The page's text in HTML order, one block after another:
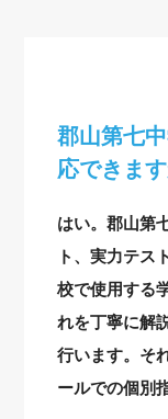
郡山第七
応できま
はい。郡山第
ト、実力テス
校で使用する
れを丁寧に解
行います。そ
ールでの個別